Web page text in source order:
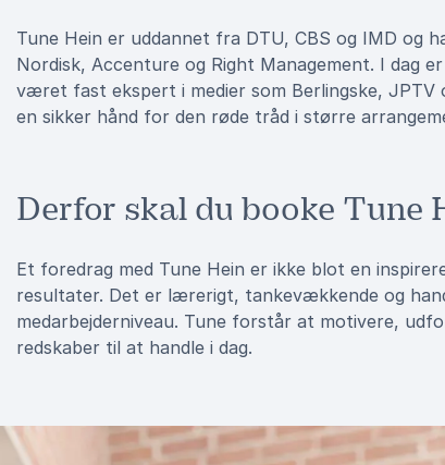
Tune Hein er uddannet fra DTU, CBS og IMD og
Nordisk, Accenture og Right Management. I dag
været fast ekspert i medier som Berlingske, JPTV
en sikker hånd for den røde tråd i større
Derfor skal du booke Tune
Et foredrag med Tune Hein er ikke blot en
resultater. Det er lærerigt, tankevækkende og
medarbejderniveau. Tune forstår at motivere,
redskaber til at handle i dag.